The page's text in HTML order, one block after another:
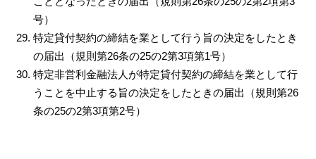
号）
特定貸付契約の締結を業として行う旨の決定をしたとき
の届出（規則第26条の25の2第3項第1号）
特定非営利金融法人が特定貸付契約の締結を業として行
うことを中止する旨の決定をしたときの届出（規則第26
条の25の2第3項第2号）